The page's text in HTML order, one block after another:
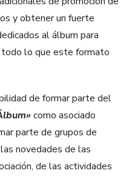
y obtener un fuerte
al álbum para
todo lo que este formato
de formar parte del
como asociado
parte de grupos de
novedades de las
de las actividades